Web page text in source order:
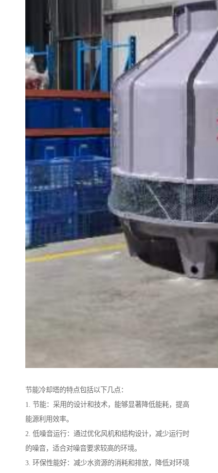
节能冷却塔的特点包括以下几点：
1. 节能：采用的设计和技术，能够显著降低能耗，提高
能源利用效率。
2. 低噪音运行：通过优化风机和结构设计，减少运行时
的噪音，适合对噪音要求较高的环境。
3. 环保性能好：减少水资源的消耗和排放，降低对环境